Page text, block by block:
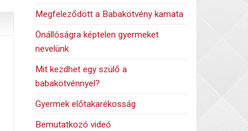
Megfeleződött a Babakötvény kamata
Önállóságra képtelen gyermeket
nevelünk
Mit kezdhet egy szülő a
babakötvénnyel?
Gyermek előtakarékosság
Bemutatkozó videó